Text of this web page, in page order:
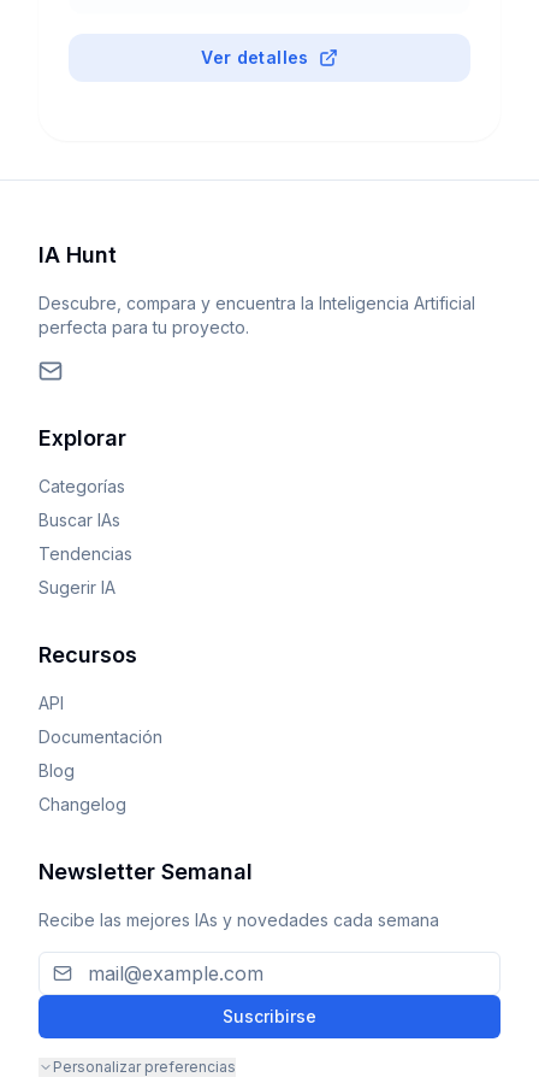
Ver detalles
IA Hunt
Descubre, compara y encuentra la Inteligencia Artificial
perfecta para tu proyecto.
Explorar
Categorías
Buscar IAs
Tendencias
Sugerir IA
Recursos
API
Documentación
Blog
Changelog
Newsletter Semanal
Recibe las mejores IAs y novedades cada semana
Suscribirse
Personalizar preferencias